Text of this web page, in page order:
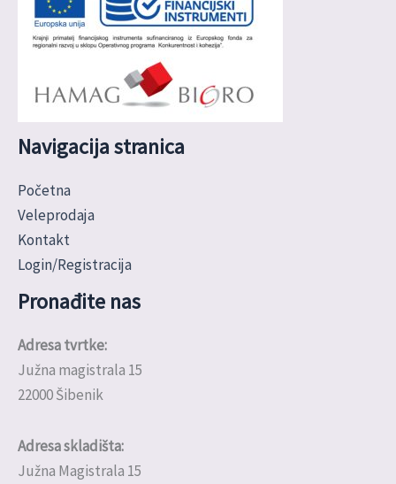
Navigacija stranica
Početna
Veleprodaja
Kontakt
Login/Registracija
Pronađite nas
Adresa tvrtke:
Južna magistrala 15
22000 Šibenik
Adresa skladišta:
Južna Magistrala 15